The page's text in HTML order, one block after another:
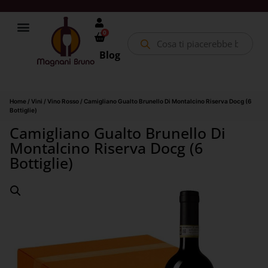
0
Blog
Home / Vini / Vino Rosso / Camigliano Gualto Brunello Di Montalcino Riserva Docg (6
Bottiglie)
Camigliano Gualto Brunello Di
Montalcino Riserva Docg (6
Bottiglie)